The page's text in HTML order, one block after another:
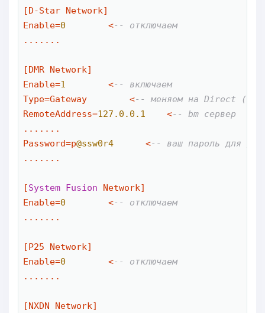
[D-Star Network]
Enable=0 <-- отключаем
.......
[DMR Network]
Enable=1 <-- включаем
Type=Gateway <-- меняем на Direct
RemoteAddress=127.0 .0 .1 <-- bm сервер
.......
Password=p@ssw0r4 <-- ваш пароль для
.......
[System Fusion Network]
Enable=0 <-- отключаем
.......
[P25 Network]
Enable=0 <-- отключаем
.......
[NXDN Network]